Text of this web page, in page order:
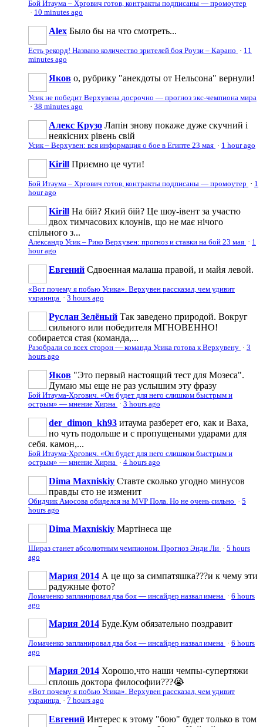
Бой Итаума – Хргович готов, контракты подписаны — промоутер
· 10 minutes ago
Аlеx Было бы на что смотреть...
Есть рекорд! Названо количество зрителей боя Роузи – Карано · 11
minutes ago
Яков о, рубрику "анекдоты от Нельсона" вернули!
Усик не победит Верхувена досрочно — прогноз экс-чемпиона мира
· 38 minutes ago
Алекс Крузо Лапін знову покаже дуже скучний і
неякісних рівень свій
Усик – Верхувен: вся информация о бое в Египте 23 мая · 1 hour ago
Kirill Приємно це чути!
Бой Итаума – Хргович готов, контракты подписаны — промоутер · 1
hour ago
Kirill На бій? Який бій? Це шоу-івент за участю
двох тимчасових клоунів, що не має нічого
спільного з...
Александр Усик – Рико Верхувен: прогноз и ставки на бой 23 мая · 1
hour ago
Евгений Сдвоенная малаша правой, и майя левой.
«Вот почему я побью Усика». Верхувен рассказал, чем удивит
украинца · 3 hours ago
Руслан Зелёный Так заведено природой. Вокруг
сильного или победителя МГНОВЕННО!
собирается стая (команда,...
Разобрали со всех сторон — команда Усика готова к Верхувену · 3
hours ago
Яков "Это первый настоящий тест для Мозеса".
Думаю мы еще не раз услышим эту фразу
Бой Итаума-Хргович. «Он будет для него слишком быстрым и
острым» — мнение Хирна · 3 hours ago
der_dimon_kh93 итаума разберет его, как и Ваха,
но чуть подольше и с пропущеными ударами для
себя. камон,...
Бой Итаума-Хргович. «Он будет для него слишком быстрым и
острым» — мнение Хирна · 4 hours ago
Dima Maxniskiy Ставте сколько угодно минусов
правды єто не изменит
Обидчик Амосова обиделся на MVP Пола. Но не очень сильно · 5
hours ago
Dima Maxniskiy Мартінеса ще
Шираз станет абсолютным чемпионом. Прогноз Энди Ли · 5 hours
ago
Мария 2014 А це що за симпатяшка???и к чему эти
радужные фото?
Ломаченко запланировал два боя — инсайдер назвал имена · 6 hours
ago
Мария 2014 Буде.Кум обязательно поздравит
Ломаченко запланировал два боя — инсайдер назвал имена · 6 hours
ago
Мария 2014 Хорошо,что наши чемпы-супертяжи
сплошь доктора философии???😭
«Вот почему я побью Усика». Верхувен рассказал, чем удивит
украинца · 7 hours ago
Евгений Интерес к этому "бою" будет только в том